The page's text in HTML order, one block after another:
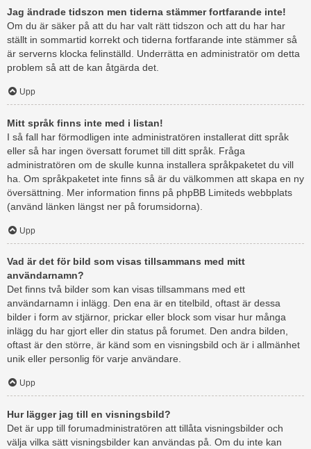
Jag ändrade tidszon men tiderna stämmer fortfarande inte!
Om du är säker på att du har valt rätt tidszon och att du har har
ställt in sommartid korrekt och tiderna fortfarande inte stämmer så
är serverns klocka felinställd. Underrätta en administratör om detta
problem så att de kan åtgärda det.
Upp
Mitt språk finns inte med i listan!
I så fall har förmodligen inte administratören installerat ditt språk
eller så har ingen översatt forumet till ditt språk. Fråga
administratören om de skulle kunna installera språkpaketet du vill
ha. Om språkpaketet inte finns så är du välkommen att skapa en ny
översättning. Mer information finns på phpBB Limiteds webbplats
(använd länken längst ner på forumsidorna).
Upp
Vad är det för bild som visas tillsammans med mitt
användarnamn?
Det finns två bilder som kan visas tillsammans med ett
användarnamn i inlägg. Den ena är en titelbild, oftast är dessa
bilder i form av stjärnor, prickar eller block som visar hur många
inlägg du har gjort eller din status på forumet. Den andra bilden,
oftast är den större, är känd som en visningsbild och är i allmänhet
unik eller personlig för varje användare.
Upp
Hur lägger jag till en visningsbild?
Det är upp till forumadministratören att tillåta visningsbilder och
välja vilka sätt visningsbilder kan användas på. Om du inte kan